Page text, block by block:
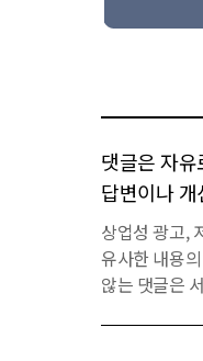
댓글은 자
답변이나
상업성 광고,
유사한 내용
않는 댓글은